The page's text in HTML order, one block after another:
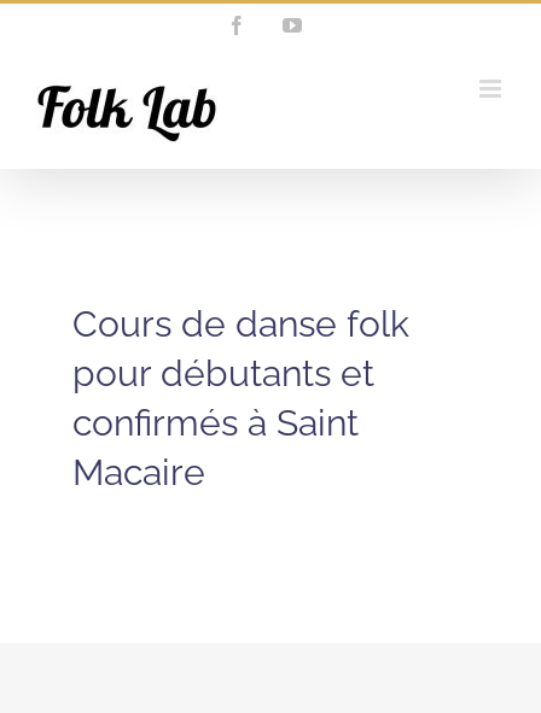
FacebookYouTube
Cours de danse folk
pour débutants et
confirmés à Saint
Macaire